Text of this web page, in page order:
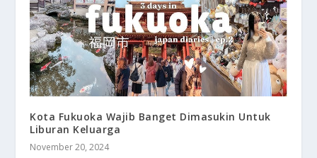
Kota Fukuoka Wajib Banget Dimasukin Untuk
Liburan Keluarga
November 20, 2024